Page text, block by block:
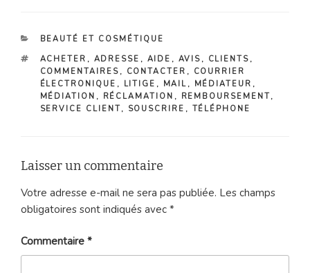
CATÉGORIES
BEAUTÉ ET COSMÉTIQUE
ÉTIQUETTES
ACHETER , ADRESSE , AIDE , AVIS , CLIENTS ,
COMMENTAIRES , CONTACTER , COURRIER
ÉLECTRONIQUE , LITIGE , MAIL , MÉDIATEUR ,
MÉDIATION , RÉCLAMATION , REMBOURSEMENT,
SERVICE CLIENT, SOUSCRIRE , TÉLÉPHONE
Laisser un commentaire
Votre adresse e-mail ne sera pas publiée. Les champs
obligatoires sont indiqués avec *
Commentaire *